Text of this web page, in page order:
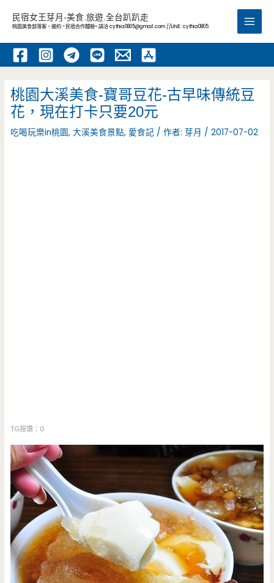
內
民宿女王芽月-美食.旅遊.全台趴趴走
桃園美食部落客，邀約 -民宿合作體驗~ 請洽cythia0805@gmail.com //LINE: cythia0805
Main
桃園大溪美食-寶哥豆花-古早味傳統豆
花，現在打卡只要20元
吃喝玩樂in桃園,大溪美食景點, 愛食記 / 作者:芽月 /2017-07-02
TG按讚：0